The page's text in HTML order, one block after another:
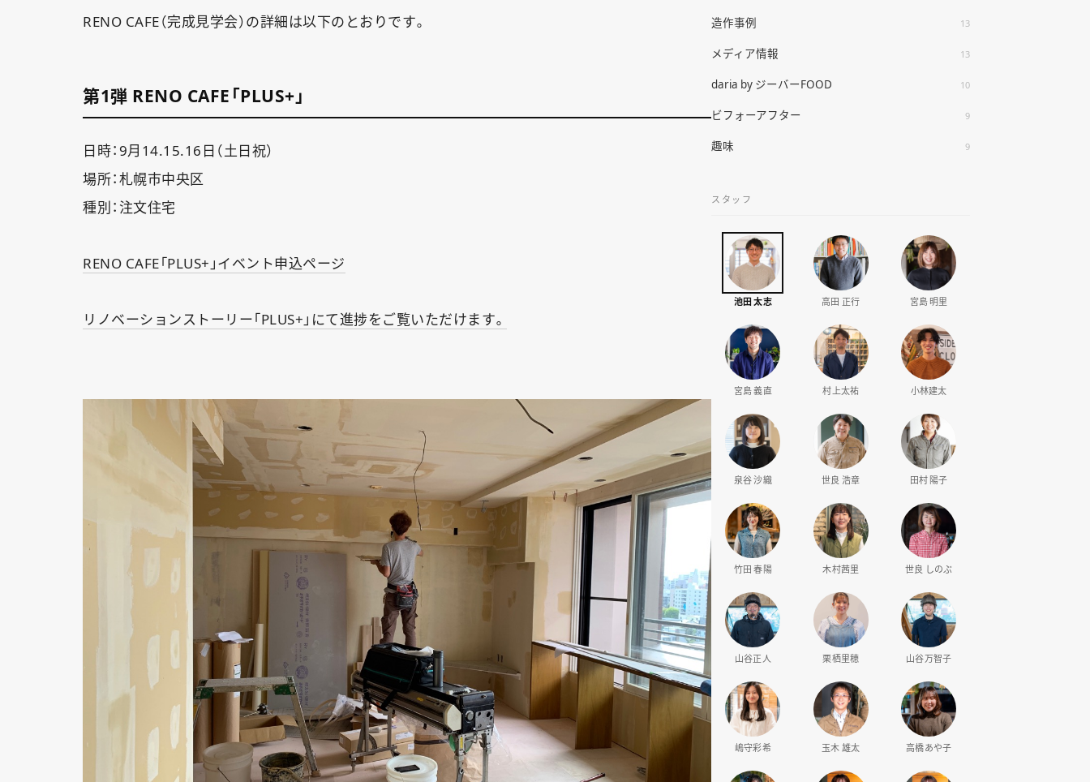
RENO CAFE（完成見学会）の詳細は以下のとおりです。
第1弾 RENO CAFE「PLUS+」
日時：9月14.15.16日（土日祝）
場所：札幌市中央区
種別：注文住宅
RENO CAFE「PLUS+」イベント申込ページ
リノベーションストーリー「PLUS+」にて進捗をご覧いただけます。
造作事例 13
メディア情報 13
daria by ジーバーFOOD 10
ビフォーアフター 9
趣味 9
スタッフ
池田 太志 高田 正行 宮島 明里
宮島 義直 村上太祐 小林建太
泉谷 沙織 世良 浩章 田村 陽子
竹田 春陽 木村茜里 世良 しのぶ
山谷正人 栗栖里穂 山谷万智子
嶋守彩希 玉木 雄太 高橋あや子